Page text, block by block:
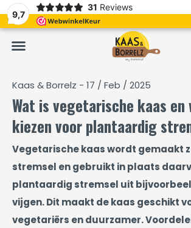
9,7
31 Reviews
Vers van het mes en gevacumeerd
Kaas & Borrelz - 17 / Feb / 2025
Wat is vegetarische kaas en
kiezen voor plantaardig
Vegetarische kaas wordt gemaakt
stremsel en gebruikt in plaats
plantaardig stremsel uit
vijgen. Dit maakt de kaas geschikt
vegetariërs en duurzamer.